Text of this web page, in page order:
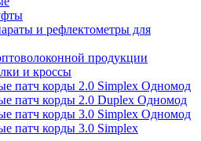
и рефлектометры для
продукции
и кроссы
патч корды 2.0 Simplex Одномод
патч корды 2.0 Duplex Одномод
патч корды 3.0 Simplex Одномод
патч корды 3.0 Simplex